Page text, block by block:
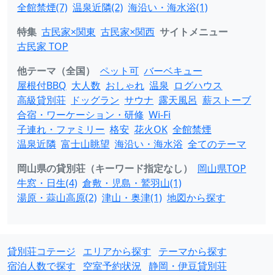
全館禁煙(7) 温泉近隣(2) 海沿い・海水浴(1)
特集 古民家×関東 古民家×関西 サイトメニュー
古民家 TOP
他テーマ（全国）
ペット可 バーベキュー
屋根付BBQ 大人数 おしゃれ 温泉 ログハウス
高級貸別荘 ドッグラン サウナ 露天風呂 薪ストーブ
合宿・ワーケーション・研修 Wi-Fi
子連れ・ファミリー 格安 花火OK 全館禁煙
温泉近隣 富士山眺望 海沿い・海水浴 全てのテーマ
岡山県の貸別荘（キーワード指定なし）
岡山県TOP
牛窓・日生(4) 倉敷・児島・鷲羽山(1)
湯原・蒜山高原(2) 津山・奥津(1) 地図から探す
貸別荘コテージ エリアから探す
テーマから探す
宿泊人数で探す
空室予約状況 静岡・伊豆貸別荘